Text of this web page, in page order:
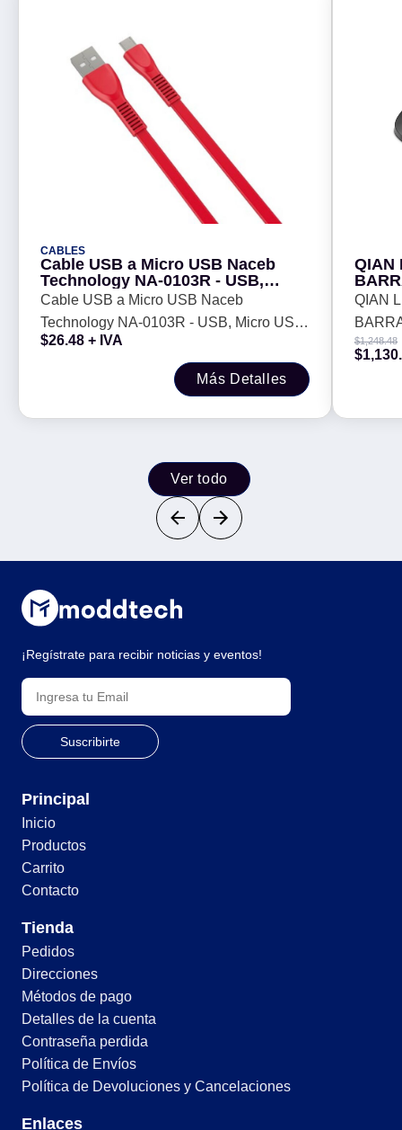
CABLES
Cable USB a Micro USB Naceb
Technology NA-0103R - USB,
Micro USB, 1 m, Rojo
Cable USB a Micro USB Naceb
Technology NA-0103R - USB, Micro USB,
1 m, Rojo
$26.48 + IVA
Más Detalles
QIAN
QOB-
QIAN
$1,248.48
$
Ver todo
¡Regístrate para recibir noticias y eventos!
Principal
Inicio
Productos
Carrito
Contacto
Tienda
Pedidos
Direcciones
Métodos de pago
Detalles de la cuenta
Contraseña perdida
Política de Envíos
Política de Devoluciones y Cancelaciones
Enlaces